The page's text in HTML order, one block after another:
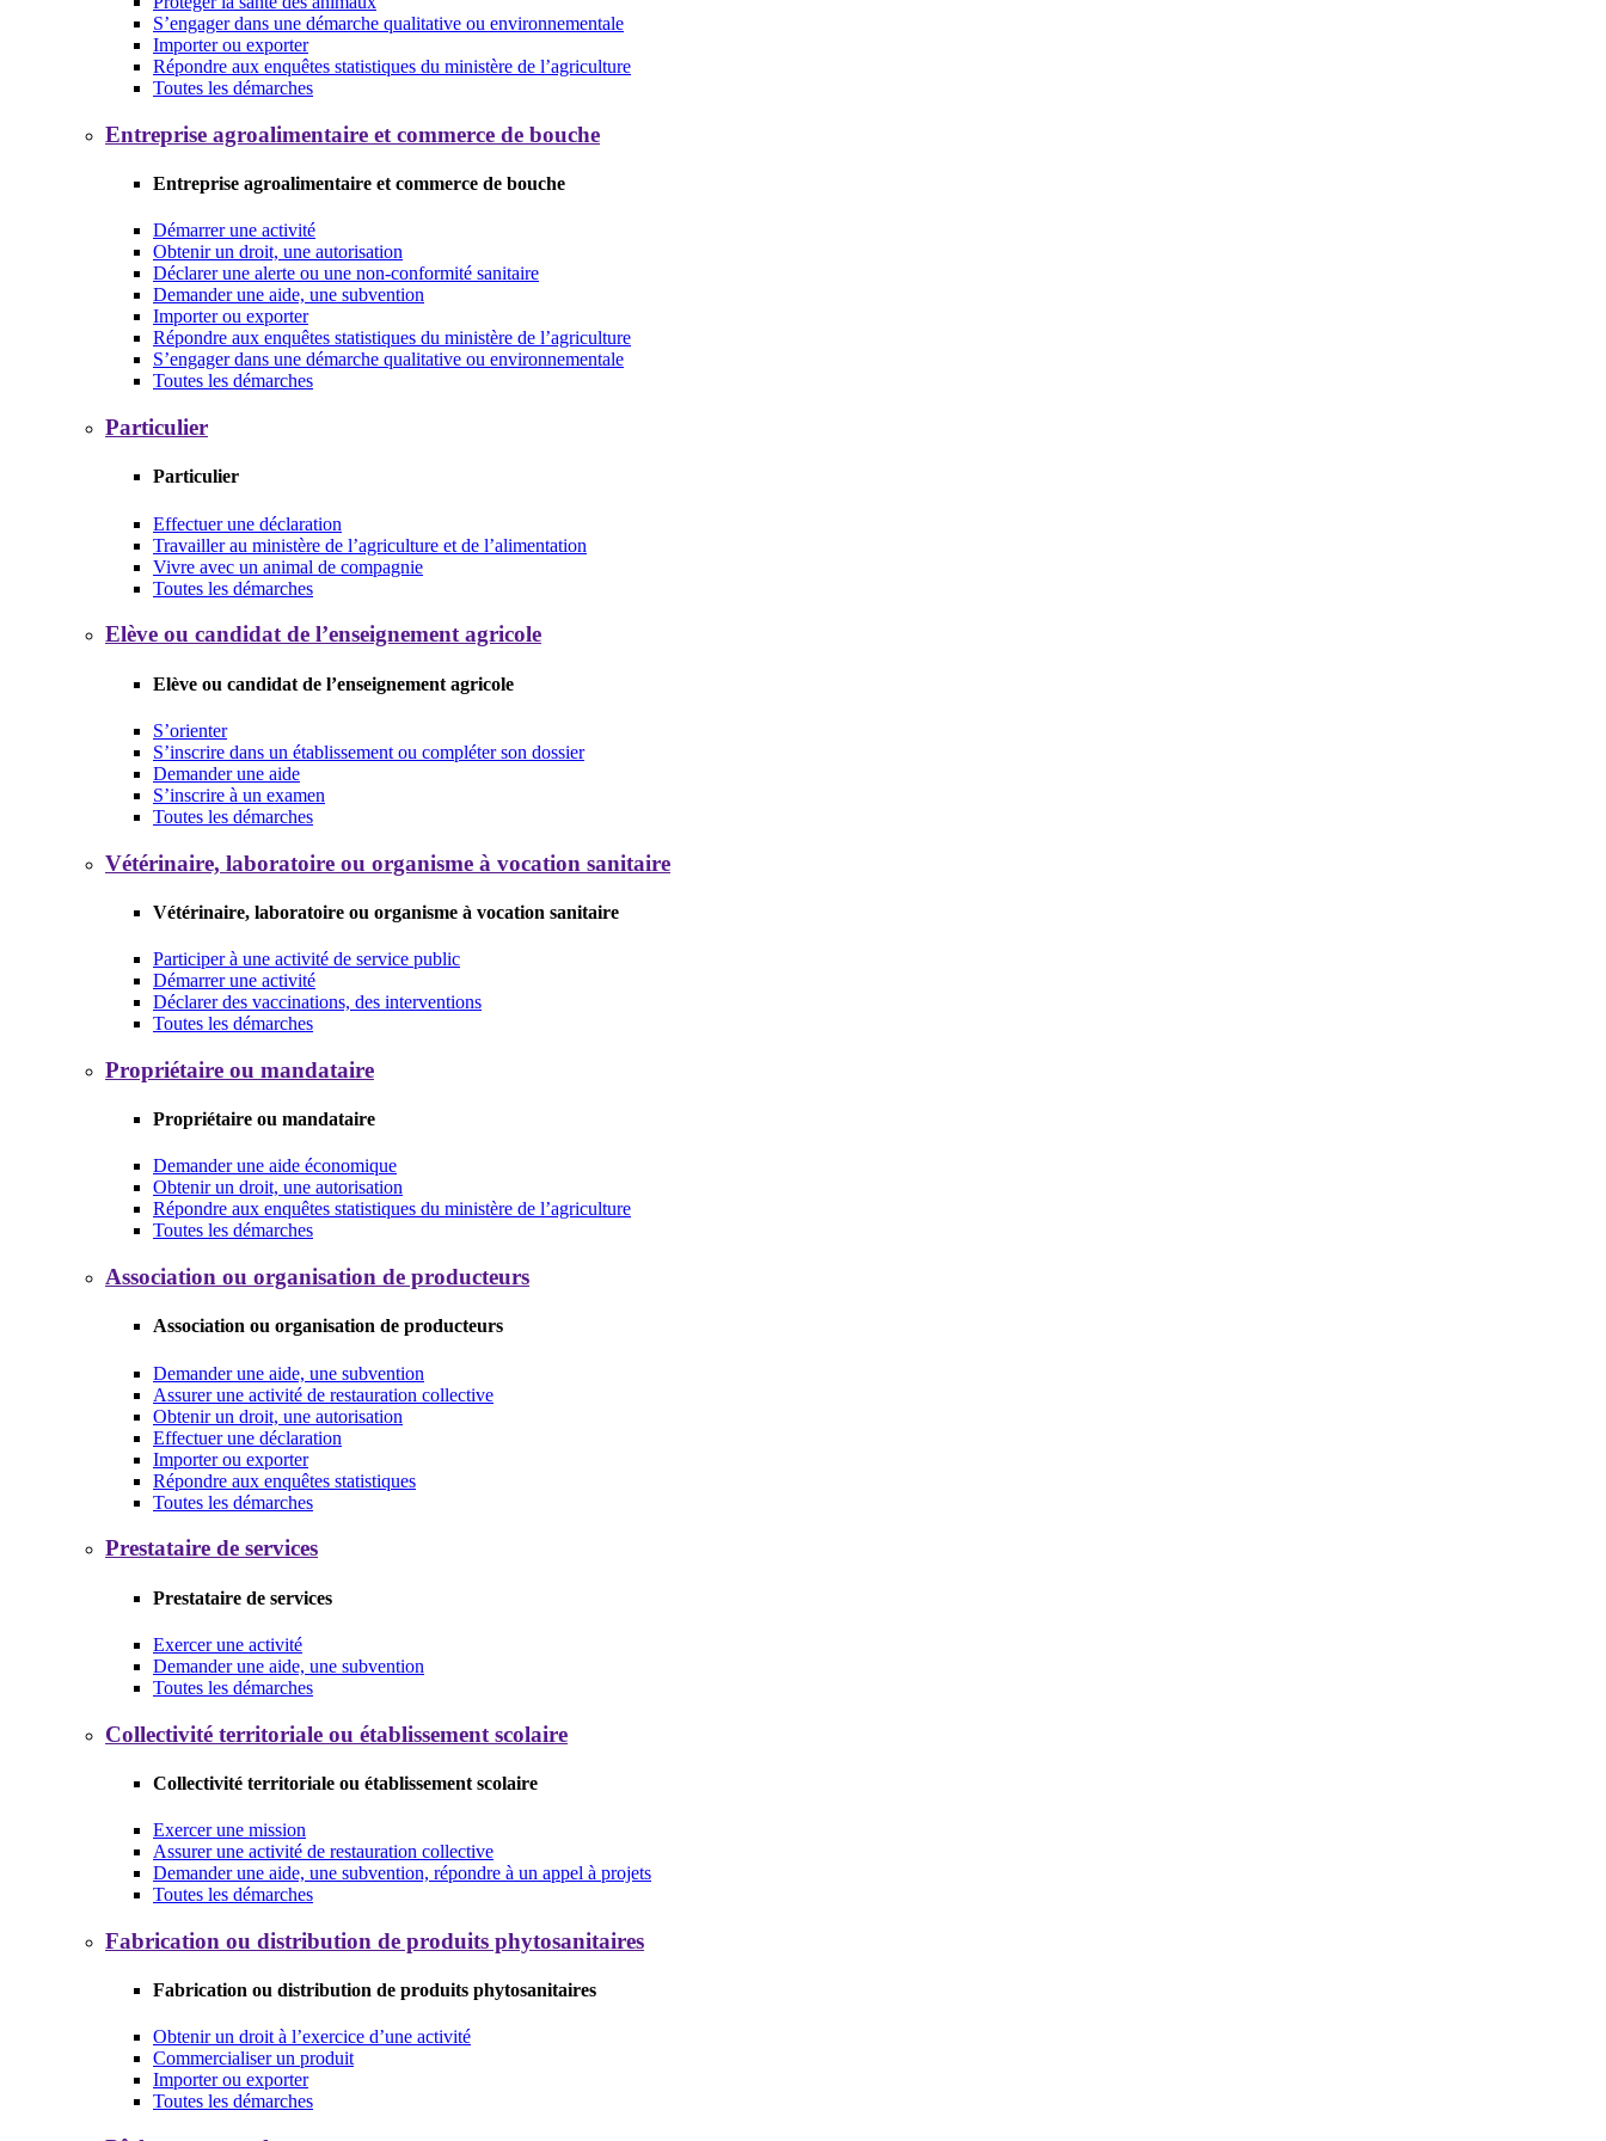
S’engager dans une démarche qualitative ou environnementale
Importer ou exporter
Répondre aux enquêtes statistiques du ministère de l’agriculture
Toutes les démarches
Entreprise agroalimentaire et commerce de bouche
Entreprise agroalimentaire et commerce de bouche
Démarrer une activité
Obtenir un droit, une autorisation
Déclarer une alerte ou une non-conformité sanitaire
Demander une aide, une subvention
Importer ou exporter
Répondre aux enquêtes statistiques du ministère de l’agriculture
S’engager dans une démarche qualitative ou environnementale
Toutes les démarches
Particulier
Particulier
Effectuer une déclaration
Travailler au ministère de l’agriculture et de l’alimentation
Vivre avec un animal de compagnie
Toutes les démarches
Elève ou candidat de l’enseignement agricole
Elève ou candidat de l’enseignement agricole
S’orienter
S’inscrire dans un établissement ou compléter son dossier
Demander une aide
S’inscrire à un examen
Toutes les démarches
Vétérinaire, laboratoire ou organisme à vocation sanitaire
Vétérinaire, laboratoire ou organisme à vocation sanitaire
Participer à une activité de service public
Démarrer une activité
Déclarer des vaccinations, des interventions
Toutes les démarches
Propriétaire ou mandataire
Propriétaire ou mandataire
Demander une aide économique
Obtenir un droit, une autorisation
Répondre aux enquêtes statistiques du ministère de l’agriculture
Toutes les démarches
Association ou organisation de producteurs
Association ou organisation de producteurs
Demander une aide, une subvention
Assurer une activité de restauration collective
Obtenir un droit, une autorisation
Effectuer une déclaration
Importer ou exporter
Répondre aux enquêtes statistiques
Toutes les démarches
Prestataire de services
Prestataire de services
Exercer une activité
Demander une aide, une subvention
Toutes les démarches
Collectivité territoriale ou établissement scolaire
Collectivité territoriale ou établissement scolaire
Exercer une mission
Assurer une activité de restauration collective
Demander une aide, une subvention, répondre à un appel à projets
Toutes les démarches
Fabrication ou distribution de produits phytosanitaires
Fabrication ou distribution de produits phytosanitaires
Obtenir un droit à l’exercice d’une activité
Commercialiser un produit
Importer ou exporter
Toutes les démarches